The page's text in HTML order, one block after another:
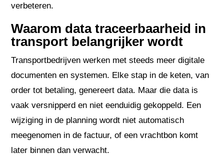
verbeteren.
Waarom data traceerbaarheid in
transport belangrijker wordt
Transportbedrijven werken met steeds meer digitale
documenten en systemen. Elke stap in de keten, van
order tot betaling, genereert data. Maar die data is
vaak versnipperd en niet eenduidig gekoppeld. Een
wijziging in de planning wordt niet automatisch
meegenomen in de factuur, of een vrachtbon komt
later binnen dan verwacht.